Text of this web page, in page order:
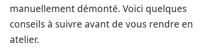
manuellement démonté. Voici quelques
conseils à suivre avant de vous rendre en
atelier.